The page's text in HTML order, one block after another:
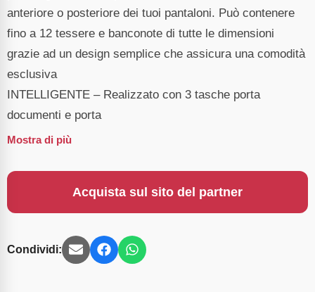
anteriore o posteriore dei tuoi pantaloni. Può contenere
fino a 12 tessere e banconote di tutte le dimensioni
grazie ad un design semplice che assicura una comodità
esclusiva
INTELLIGENTE – Realizzato con 3 tasche porta
documenti e porta
Mostra di più
Acquista sul sito del partner
Condividi: